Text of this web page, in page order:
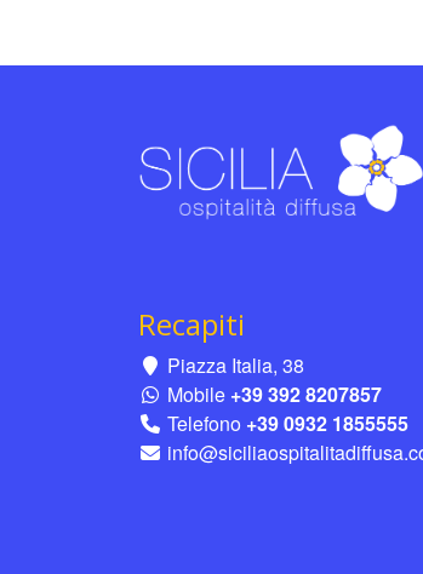
Recapiti
Piazza Italia, 38
Mobile +39 392 8207857
Telefono +39 0932 1855555